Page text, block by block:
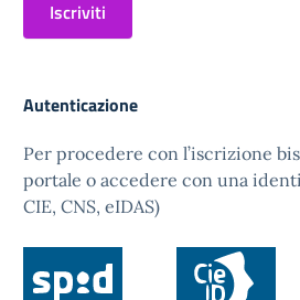
Iscriviti
Autenticazione
Per procedere con l’iscrizione
portale o accedere con una
CIE, CNS, eIDAS)